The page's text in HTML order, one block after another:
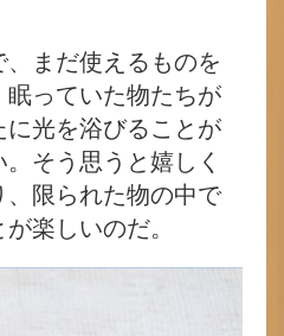
まだ使えるものを
っていた物たちが
光を浴びることが
そう思うと嬉しく
限られた物の中で
楽しいのだ。